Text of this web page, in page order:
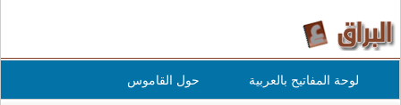
لوحة المفاتيح بالعربية حول القاموس